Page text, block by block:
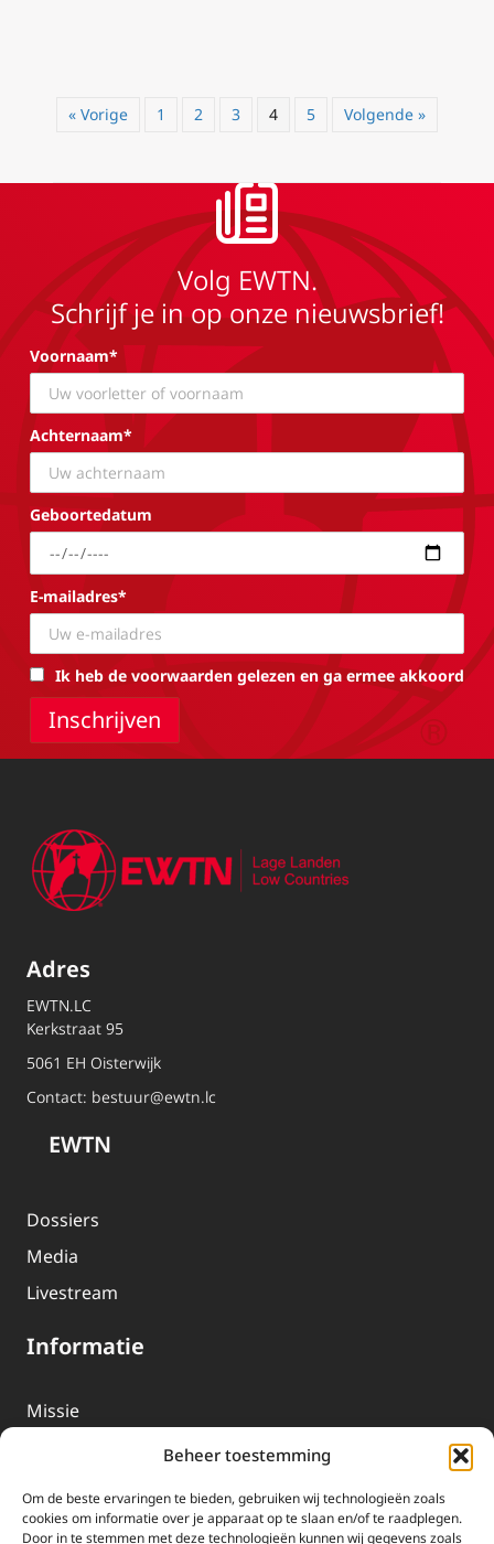
Beheer toestemming
Om de beste ervaringen te bieden, gebruiken wij technologieën zoals
cookies om informatie over je apparaat op te slaan en/of te raadplegen.
Door in te stemmen met deze technologieën kunnen wij gegevens zoals
« Vorige 1 2 3 4 5 Volgende »
Volg EWTN.
Schrijf je in op onze nieuwsbrief!
Voornaam*
Achternaam*
Geboortedatum
E-mailadres*
Ik heb de voorwaarden gelezen en ga ermee akkoord
Adres
EWTN.LC
Kerkstraat 95
5061 EH Oisterwijk
Contact: bestuur@ewtn.lc
EWTN
Dossiers
Media
Livestream
Informatie
Missie
EWTN-Team